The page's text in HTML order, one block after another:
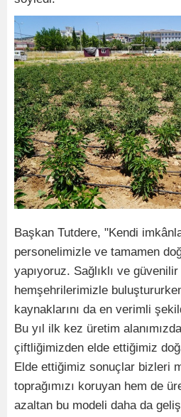
Başkan Tutdere, "Kendi
personelimizle ve tamamen
yapıyoruz. Sağlıklı ve
hemşehrilerimizle
kaynaklarını da en verimli
Bu yıl ilk kez üretim
çiftliğimizden elde ettiğimiz
Elde ettiğimiz sonuçlar bizleri
toprağımızı koruyan hem de
azaltan bu modeli daha da